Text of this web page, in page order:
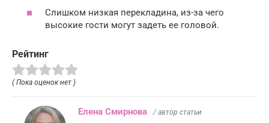
Слишком низкая перекладина, из-за чего
высокие гости могут задеть ее головой.
Рейтинг
( Пока оценок нет )
Елена Смирнова / автор статьи